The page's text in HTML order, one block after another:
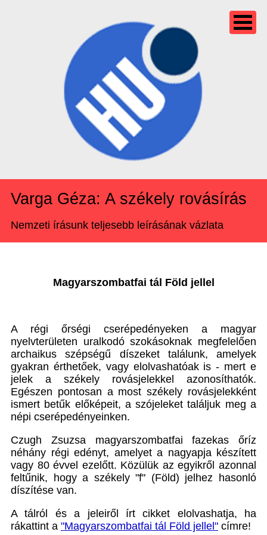
Varga Géza: A székely rovásírás
Nemzeti írásunk teljesebb leírásának vázlata
Magyarszombatfai tál Föld jellel
A régi őrségi cserépedényeken a magyar
nyelvterületen uralkodó szokásoknak megfelelően
archaikus szépségű díszeket találunk, amelyek
gyakran érthetőek, vagy elolvashatóak is - mert e
jelek a székely rovásjelekkel azonosíthatók.
Egészen pontosan a most székely rovásjelekként
ismert betűk előképeit, a szójeleket találjuk meg a
népi cserépedényeinken.
Czugh Zsuzsa magyarszombatfai fazekas őríz
néhány régi edényt, amelyet a nagyapja készített
vagy 80 évvel ezelőtt. Közülük az egyikről azonnal
feltűnik, hogy a székely "f" (Föld) jelhez hasonló
díszítése van.
A tálról és a jeleiről írt cikket elolvashatja, ha
rákattint a "Magyarszombatfai tál Föld jellel" címre!